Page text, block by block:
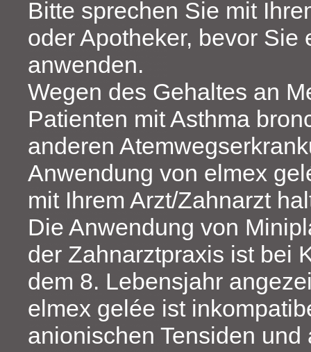
Bitte sprechen Sie mit
oder Apotheker, bevor Sie
anwenden.
Wegen des Gehaltes an
Patienten mit Asthma
anderen
Anwendung von elmex
mit Ihrem Arzt/Zahnarzt
Die Anwendung von
der Zahnarztpraxis ist bei
dem 8. Lebensjahr
elmex gelée ist
anionischen Tensiden und